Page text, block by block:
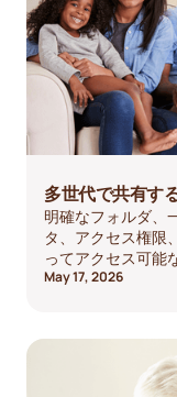
多世代で共有す
明確なフォルダ、
タ、アクセス権限
ってアクセス可能
を整理しましょう。
May 17, 2026